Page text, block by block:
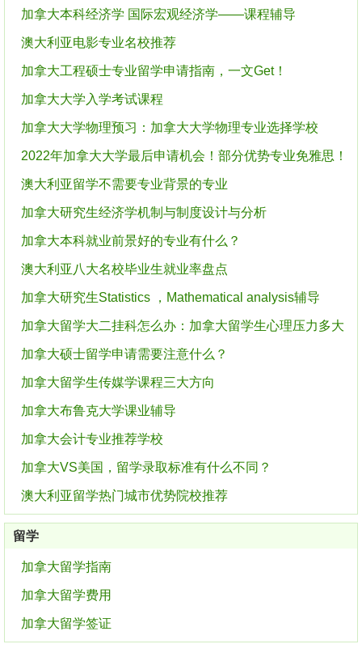
加拿大本科经济学 国际宏观经济学——课程辅导
澳大利亚电影专业名校推荐
加拿大工程硕士专业留学申请指南，一文Get！
加拿大大学入学考试课程
加拿大大学物理预习：加拿大大学物理专业选择学校
2022年加拿大大学最后申请机会！部分优势专业免雅思！
澳大利亚留学不需要专业背景的专业
加拿大研究生经济学机制与制度设计与分析
加拿大本科就业前景好的专业有什么？
澳大利亚八大名校毕业生就业率盘点
加拿大研究生Statistics ，Mathematical analysis辅导
加拿大留学大二挂科怎么办：加拿大留学生心理压力多大
加拿大硕士留学申请需要注意什么？
加拿大留学生传媒学课程三大方向
加拿大布鲁克大学课业辅导
加拿大会计专业推荐学校
加拿大VS美国，留学录取标准有什么不同？
澳大利亚留学热门城市优势院校推荐
留学
加拿大留学指南
加拿大留学费用
加拿大留学签证